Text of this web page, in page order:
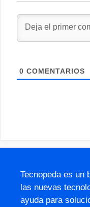
0 COMENTARIOS
Tecnopeda es un
las nuevas
ayuda para